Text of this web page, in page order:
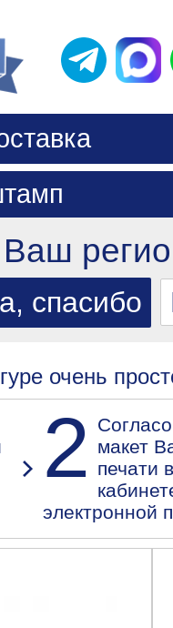
Ваш
очень
2
макет
печати
электронной